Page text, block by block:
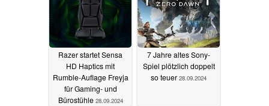
Razer startet Sensa
HD Haptics mit
Rumble-Auflage Freyja
für Gaming- und
Bürostühle 28.09.2024
7 Jahre altes Sony-
Spiel plötzlich doppelt
so teuer 28.09.2024